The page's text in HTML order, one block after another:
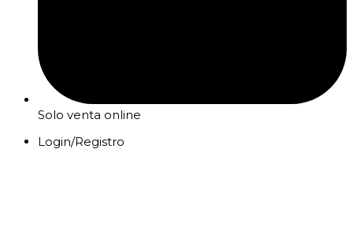
Solo venta online
Login/Registro